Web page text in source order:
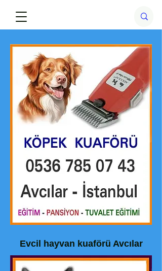
Evcil hayvan kuaförü Avcılar